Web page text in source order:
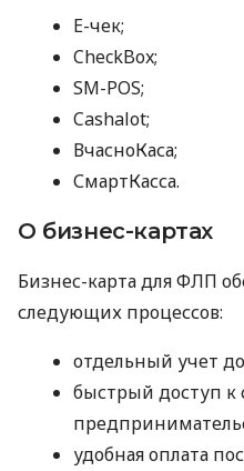
E-чек;
CheckBox;
SM-POS;
Cashalot;
ВчасноКаса;
СмартКасса.
О бизнес-картах
Бизнес-карта для ФЛП
следующих процессов:
отдельный учет
быстрый доступ к
удобная оплата